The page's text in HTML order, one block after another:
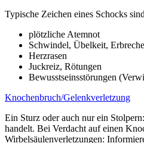
Typische Zeichen eines Schocks
plötzliche Atemnot
Schwindel, Übelkeit,
Herzrasen
Juckreiz, Rötungen
Bewusstseinsstörungen
Knochenbruch/Gelenkverletzung
Ein Sturz oder auch nur ein
handelt. Bei Verdacht auf einen
Wirbelsäulenverletzungen: